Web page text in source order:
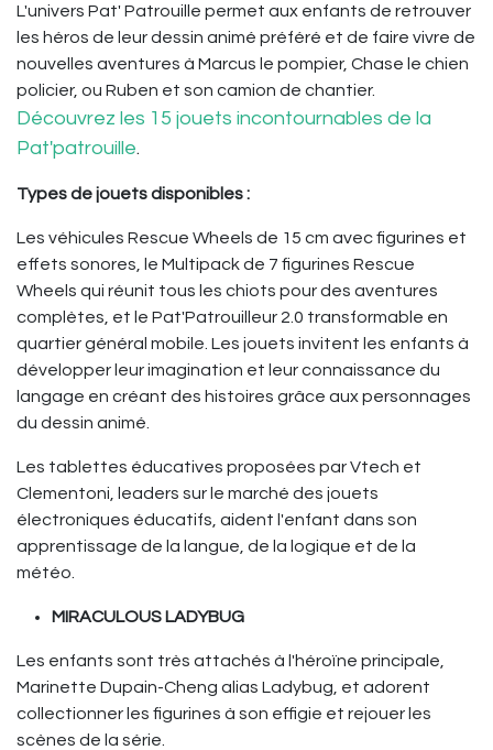
L'univers Pat' Patrouille permet aux enfants de retrouver
les héros de leur dessin animé préféré et de faire vivre de
nouvelles aventures à Marcus le pompier, Chase le chien
policier, ou Ruben et son camion de chantier.
Découvrez les 15 jouets incontournables de la
Pat'patrouille.
Types de jouets disponibles :
Les véhicules Rescue Wheels de 15 cm avec figurines et
effets sonores, le Multipack de 7 figurines Rescue
Wheels qui réunit tous les chiots pour des aventures
complètes, et le Pat'Patrouilleur 2.0 transformable en
quartier général mobile. Les jouets invitent les enfants à
développer leur imagination et leur connaissance du
langage en créant des histoires grâce aux personnages
du dessin animé.
Les tablettes éducatives proposées par Vtech et
Clementoni, leaders sur le marché des jouets
électroniques éducatifs, aident l'enfant dans son
apprentissage de la langue, de la logique et de la
météo.
MIRACULOUS LADYBUG
Les enfants sont très attachés à l'héroïne principale,
Marinette Dupain-Cheng alias Ladybug, et adorent
collectionner les figurines à son effigie et rejouer les
scènes de la série.